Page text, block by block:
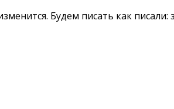
Будем писать как писали: